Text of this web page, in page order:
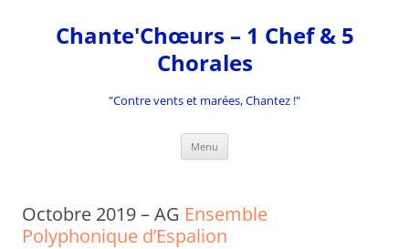
contenuChante'Chœurs – 1 Chef & 5
Chorales
"Contre vents et marées, Chantez !"
Menu
Octobre 2019 – AG Ensemble
Polyphonique d’Espalion